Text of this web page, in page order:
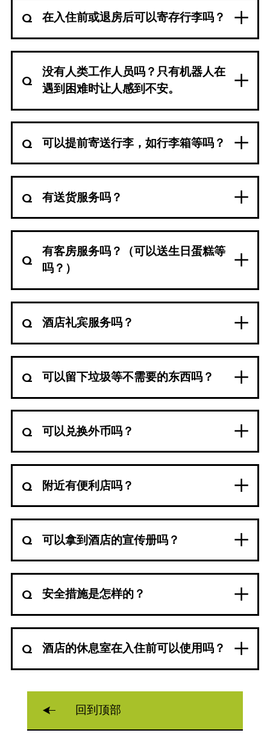
在入住前或退房后可以寄存行李吗？
没有人类工作人员吗？只有机器人在
遇到困难时让人感到不安。
可以提前寄送行李，如行李箱等吗？
有送货服务吗？
有客房服务吗？（可以送生日蛋糕等
吗？）
酒店礼宾服务吗？
可以留下垃圾等不需要的东西吗？
可以兑换外币吗？
附近有便利店吗？
可以拿到酒店的宣传册吗？
安全措施是怎样的？
酒店的休息室在入住前可以使用吗？
回到顶部